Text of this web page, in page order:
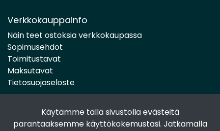
Käytämme tällä sivustolla evästeitä
parantaaksemme käyttökokemustasi. Jatkamalla
Verkkokauppainfo
Näin teet ostoksia verkkokaupassa
Sopimusehdot
Toimitustavat
Maksutavat
Tietosuojaseloste
Seuraa sosiaalisessa mediassa